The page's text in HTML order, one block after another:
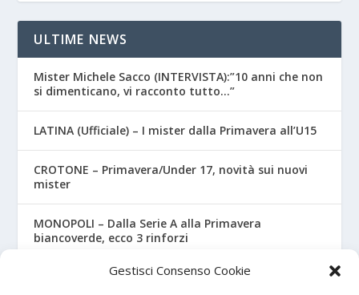
Gestisci Consenso Cookie
ULTIME NEWS
Mister Michele Sacco (INTERVISTA):”10 anni che non
si dimenticano, vi racconto tutto…”
LATINA (Ufficiale) – I mister dalla Primavera all’U15
CROTONE – Primavera/Under 17, novità sui nuovi
mister
MONOPOLI – Dalla Serie A alla Primavera
biancoverde, ecco 3 rinforzi
UNDER 18 A-B, ecco il calendario ufficiale